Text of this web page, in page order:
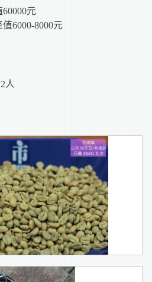
元
6000-8000元
人